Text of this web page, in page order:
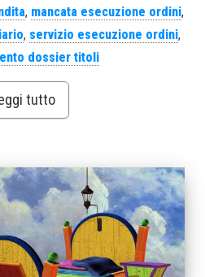
, mancata esecuzione ordini,
, servizio esecuzione ordini,
dossier titoli
tutto